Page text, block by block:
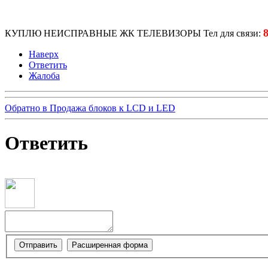
КУПЛЮ НЕИСПРАВНЫЕ ЖК ТЕЛЕВИЗОРЫ Тел для связи:
Наверх
Ответить
Жалоба
Обратно в Продажа блоков к LCD и LED
Ответить